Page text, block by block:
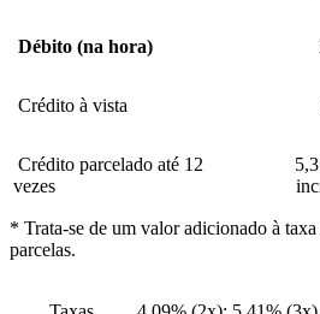
Débito (na hora)
Crédito à vista
Crédito parcelado até 12
vezes
* Trata-se de um valor adicionado à
parcelas.